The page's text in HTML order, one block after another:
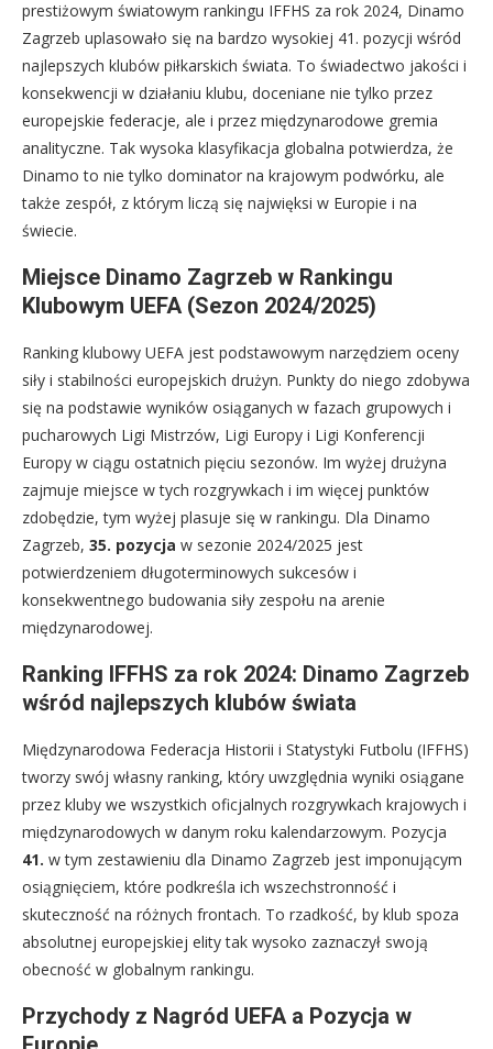
prestiżowym światowym rankingu IFFHS za rok 2024, Dinamo
Zagrzeb uplasowało się na bardzo wysokiej 41. pozycji wśród
najlepszych klubów piłkarskich świata. To świadectwo jakości i
konsekwencji w działaniu klubu, doceniane nie tylko przez
europejskie federacje, ale i przez międzynarodowe gremia
analityczne. Tak wysoka klasyfikacja globalna potwierdza, że
Dinamo to nie tylko dominator na krajowym podwórku, ale
także zespół, z którym liczą się najwięksi w Europie i na
świecie.
Miejsce Dinamo Zagrzeb w Rankingu
Klubowym UEFA (Sezon 2024/2025)
Ranking klubowy UEFA jest podstawowym narzędziem oceny
siły i stabilności europejskich drużyn. Punkty do niego zdobywa
się na podstawie wyników osiąganych w fazach grupowych i
pucharowych Ligi Mistrzów, Ligi Europy i Ligi Konferencji
Europy w ciągu ostatnich pięciu sezonów. Im wyżej drużyna
zajmuje miejsce w tych rozgrywkach i im więcej punktów
zdobędzie, tym wyżej plasuje się w rankingu. Dla Dinamo
Zagrzeb, 35. pozycja w sezonie 2024/2025 jest
potwierdzeniem długoterminowych sukcesów i
konsekwentnego budowania siły zespołu na arenie
międzynarodowej.
Ranking IFFHS za rok 2024: Dinamo Zagrzeb
wśród najlepszych klubów świata
Międzynarodowa Federacja Historii i Statystyki Futbolu (IFFHS)
tworzy swój własny ranking, który uwzględnia wyniki osiągane
przez kluby we wszystkich oficjalnych rozgrywkach krajowych i
międzynarodowych w danym roku kalendarzowym. Pozycja
41. w tym zestawieniu dla Dinamo Zagrzeb jest imponującym
osiągnięciem, które podkreśla ich wszechstronność i
skuteczność na różnych frontach. To rzadkość, by klub spoza
absolutnej europejskiej elity tak wysoko zaznaczył swoją
obecność w globalnym rankingu.
Przychody z Nagród UEFA a Pozycja w